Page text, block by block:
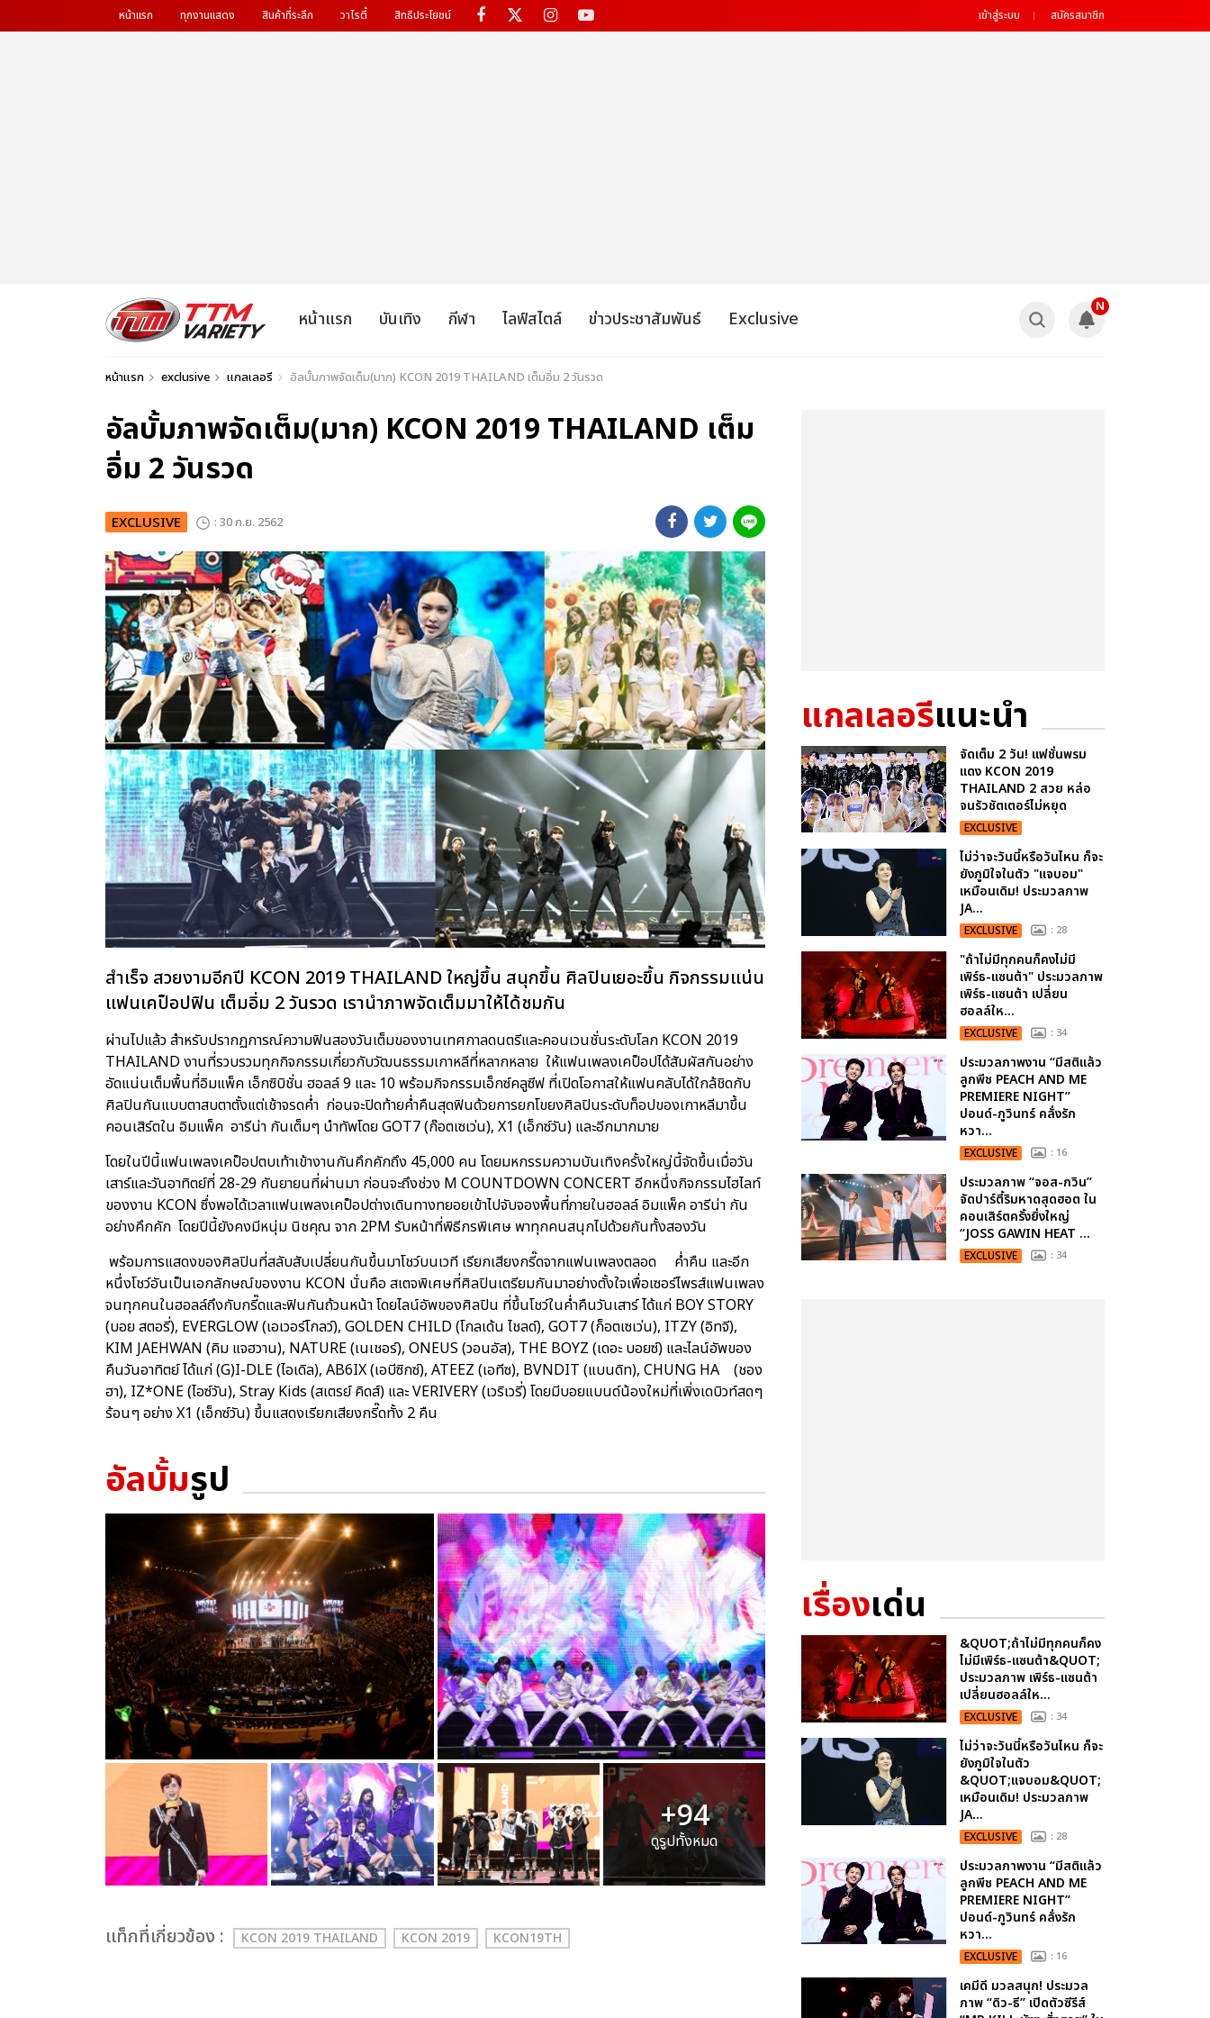
หน้าแรก ทุกงานแสดง สินค้าที่ระลึก วาไรตี้ สิทธิประโยชน์ เข้าสู่ระบบ สมัครสมาชิก
หน้าแรก บันเทิง กีฬา ไลฟ์สไตล์ ข่าวประชาสัมพันธ์ Exclusive
N
หน้าแรก exclusive แกลเลอรี อัลบั้มภาพจัดเต็ม(มาก) KCON 2019 THAILAND เต็มอิ่ม 2 วันรวด
อัลบั้มภาพจัดเต็ม(มาก) KCON 2019 THAILAND เต็ม
อิ่ม 2 วันรวด
EXCLUSIVE : 30 ก.ย. 2562
สำเร็จ สวยงามอีกปี KCON 2019 THAILAND ใหญ่ขึ้น สนุกขึ้น ศิลปินเยอะขึ้น กิจกรรมแน่น
แฟนเคป็อปฟิน เต็มอิ่ม 2 วันรวด เรานำภาพจัดเต็มมาให้ได้ชมกัน
ผ่านไปแล้ว สำหรับปรากฏการณ์ความฟินสองวันเต็มของงานเทศกาลดนตรีและคอนเวนชั่นระดับโลก KCON 2019
THAILAND งานที่รวบรวมทุกกิจกรรมเกี่ยวกับวัฒนธรรมเกาหลีที่หลากหลาย ให้แฟนเพลงเคป็อปได้สัมผัสกันอย่าง
อัดแน่นเต็มพื้นที่อิมแพ็ค เอ็กซิบิชั่น ฮอลล์ 9 และ 10 พร้อมกิจกรรมเอ็กซ์คลูซีฟ ที่เปิดโอกาสให้แฟนคลับได้ใกล้ชิดกับ
ศิลปินกันแบบตาสบตาตั้งแต่เช้าจรดค่ำ ก่อนจะปิดท้ายค่ำคืนสุดฟินด้วยการยกโขยงศิลปินระดับท็อปของเกาหลีมาขึ้น
คอนเสิร์ตใน อิมแพ็ค อารีน่า กันเต็มๆ นำทัพโดย GOT7 (ก๊อตเซเว่น), X1 (เอ็กซ์วัน) และอีกมากมาย
โดยในปีนี้แฟนเพลงเคป็อปตบเท้าเข้างานกันคึกคักถึง 45,000 คน โดยมหกรรมความบันเทิงครั้งใหญ่นี้จัดขึ้นเมื่อวัน
เสาร์และวันอาทิตย์ที่ 28-29 กันยายนที่ผ่านมา ก่อนจะถึงช่วง M COUNTDOWN CONCERT อีกหนึ่งกิจกรรมไฮไลท์
ของงาน KCON ซึ่งพอได้เวลาแฟนเพลงเคป็อปต่างเดินทางทยอยเข้าไปจับจองพื้นที่ภายในฮอลล์ อิมแพ็ค อารีน่า กัน
อย่างคึกคัก โดยปีนี้ยังคงมีหนุ่ม นิชคุณ จาก 2PM รับหน้าที่พิธีกรพิเศษ พาทุกคนสนุกไปด้วยกันทั้งสองวัน
พร้อมการแสดงของศิลปินที่สลับสับเปลี่ยนกันขึ้นมาโชว์บนเวที เรียกเสียงกรี๊ดจากแฟนเพลงตลอด ค่ำคืน และอีก
หนึ่งโชว์อันเป็นเอกลักษณ์ของงาน KCON นั่นคือ สเตจพิเศษที่ศิลปินเตรียมกันมาอย่างตั้งใจเพื่อเซอร์ไพรส์แฟนเพลง
จนทุกคนในฮอลล์ถึงกับกรี๊ดและฟินกันถ้วนหน้า โดยไลน์อัพของศิลปิน ที่ขึ้นโชว์ในค่ำคืนวันเสาร์ ได้แก่ BOY STORY
(บอย สตอรี่), EVERGLOW (เอเวอร์โกลว์), GOLDEN CHILD (โกลเด้น ไชลด์), GOT7 (ก็อตเซเว่น), ITZY (อิทจี),
KIM JAEHWAN (คิม แจฮวาน), NATURE (เนเชอร์), ONEUS (วอนอัส), THE BOYZ (เดอะ บอยซ์) และไลน์อัพของ
คืนวันอาทิตย์ ได้แก่ (G)I-DLE (ไอเดิล), AB6IX (เอบีซิกซ์), ATEEZ (เอทีซ), BVNDIT (แบนดิท), CHUNG HA (ชอง
ฮา), IZ*ONE (ไอซ์วัน), Stray Kids (สเตรย์ คิดส์) และ VERIVERY (เวริเวรี่) โดยมีบอยแบนด์น้องใหม่ที่เพิ่งเดบิวท์สดๆ
ร้อนๆ อย่าง X1 (เอ็กซ์วัน) ขึ้นแสดงเรียกเสียงกรี๊ดทั้ง 2 คืน
อัลบั้มรูป
+94
ดูรูปทั้งหมด
เเท็กที่เกี่ยวข้อง : KCON 2019 THAILAND KCON 2019 KCON19TH
แกลเลอรีแนะนำ
จัดเต็ม 2 วัน! แฟชั่นพรม
แดง KCON 2019
THAILAND 2 สวย หล่อ
จนรัวชัตเตอร์ไม่หยุด
EXCLUSIVE
ไม่ว่าจะวันนี้หรือวันไหน ก็จะ
ยังภูมิใจในตัว "แจบอม"
เหมือนเดิม! ประมวลภาพ
JA...
EXCLUSIVE : 28
"ถ้าไม่มีทุกคนก็คงไม่มี
เพิร์ธ-แซนต้า" ประมวลภาพ
เพิร์ธ-แซนต้า เปลี่ยน
ฮอลล์ให...
EXCLUSIVE : 34
ประมวลภาพงาน “มีสติแล้ว
ลูกพีช PEACH AND ME
PREMIERE NIGHT”
ปอนด์-ภูวินทร์ คลั่งรัก
หวา...
EXCLUSIVE : 16
ประมวลภาพ “จอส-กวิน”
จัดปาร์ตี้ริมหาดสุดฮอต ใน
คอนเสิร์ตครั้งยิ่งใหญ่
“JOSS GAWIN HEAT ...
EXCLUSIVE : 34
เรื่องเด่น
&QUOT;ถ้าไม่มีทุกคนก็คง
ไม่มีเพิร์ธ-แซนต้า&QUOT;
ประมวลภาพ เพิร์ธ-แซนต้า
เปลี่ยนฮอลล์ให...
EXCLUSIVE : 34
ไม่ว่าจะวันนี้หรือวันไหน ก็จะ
ยังภูมิใจในตัว
&QUOT;แจบอม&QUOT;
เหมือนเดิม! ประมวลภาพ
JA...
EXCLUSIVE : 28
ประมวลภาพงาน “มีสติแล้ว
ลูกพีช PEACH AND ME
PREMIERE NIGHT”
ปอนด์-ภูวินทร์ คลั่งรัก
หวา...
EXCLUSIVE : 16
เคมีดี มวลสนุก! ประมวล
ภาพ “ดิว-ธี” เปิดตัวซีรีส์